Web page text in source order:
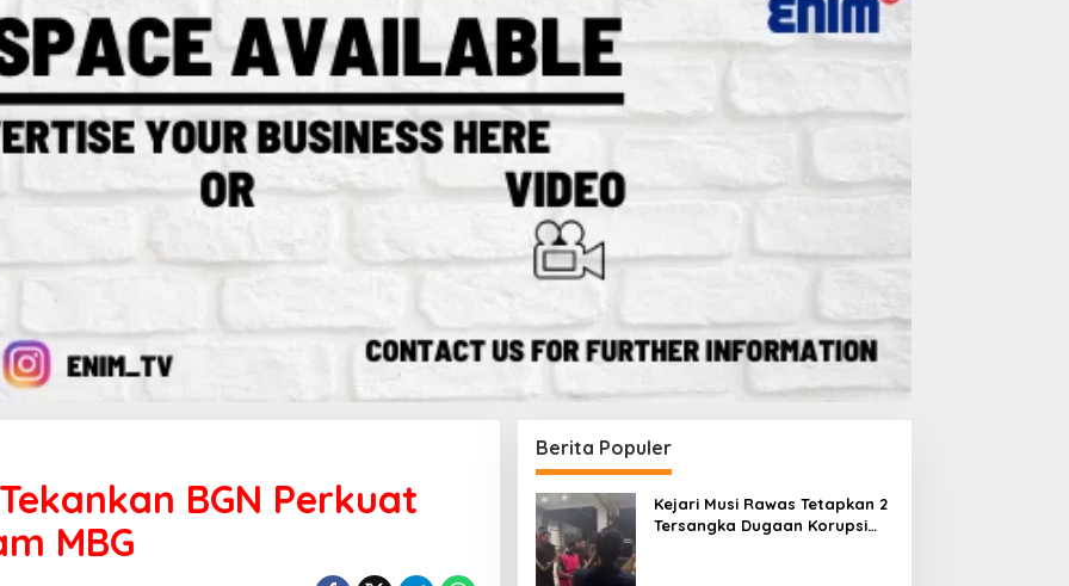
BGN Perkuat
MBG
Berita Populer
Kejari Musi Rawas Tetapkan 2
Tersangka Dugaan Korupsi